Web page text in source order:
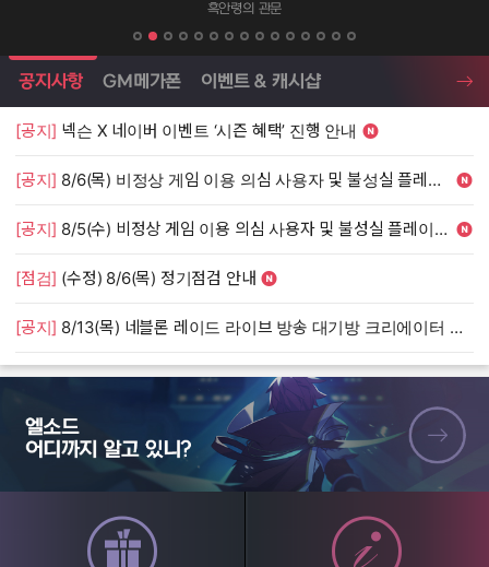
흑안령의 관문
엘소드 소식
공지사항 GM메가폰 이벤트 & 캐시샵
[공지] 넥슨 X 네이버 이벤트 ‘시즌 혜택’ 진행 안내
[공지] 8/6(목) 비정상 게임 이용 의심 사용자 및 불성실 플레이 단속 안내
[공지] 8/5(수) 비정상 게임 이용 의심 사용자 및 불성실 플레이 단속 안내
[점검] (수정) 8/6(목) 정기점검 안내
[공지] 8/13(목) 네블론 레이드 라이브 방송 대기방 크리에이터 모집 안내
엘소드 어디까지 알고 있니?